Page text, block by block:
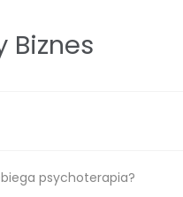
Biznes
psychoterapia?